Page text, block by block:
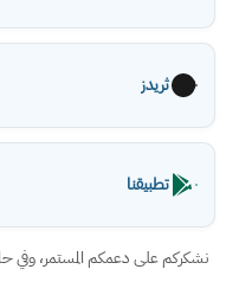
ثريدز
تطبيقنا
نشكركم على دعمكم المستمر، وفي